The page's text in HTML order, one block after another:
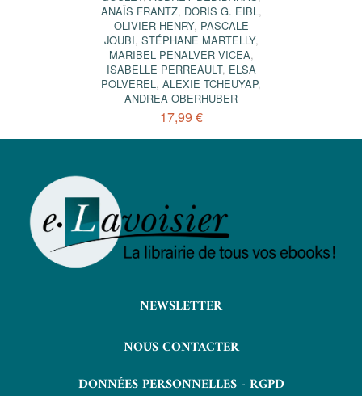
ANAÏS FRANTZ, DORIS G. EIBL,
OLIVIER HENRY, PASCALE
JOUBI, STÉPHANE MARTELLY,
MARIBEL PENALVER VICEA,
ISABELLE PERREAULT, ELSA
POLVEREL, ALEXIE TCHEUYAP,
ANDREA OBERHUBER
17,99 €
NEWSLETTER
NOUS CONTACTER
DONNÉES PERSONNELLES - RGPD